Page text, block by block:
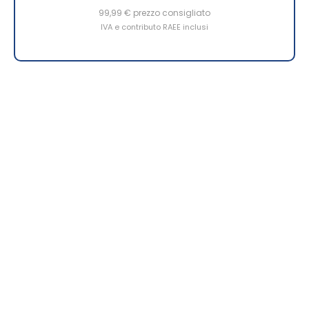
99,99 € prezzo consigliato
IVA e contributo RAEE inclusi